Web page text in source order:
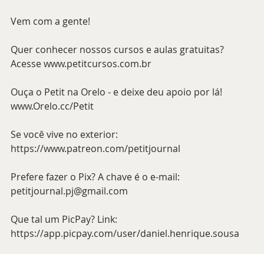
Vem com a gente!
Quer conhecer nossos cursos e aulas gratuitas?
Acesse www.petitcursos.com.br
Ouça o Petit na Orelo - e deixe deu apoio por lá!
www.Orelo.cc/Petit
Se você vive no exterior:
https://www.patreon.com/petitjournal
Prefere fazer o Pix? A chave é o e-mail:
petitjournal.pj@gmail.com
Que tal um PicPay? Link:
https://app.picpay.com/user/daniel.henrique.sousa